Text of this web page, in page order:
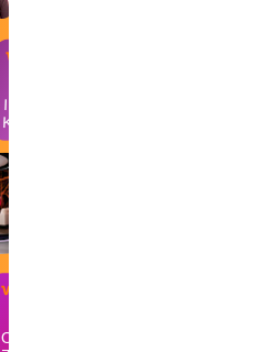
Op
In de
Kantine